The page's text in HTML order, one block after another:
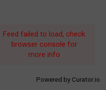
Feed failed to load, check
browser console for
more info
Powered by Curator.io